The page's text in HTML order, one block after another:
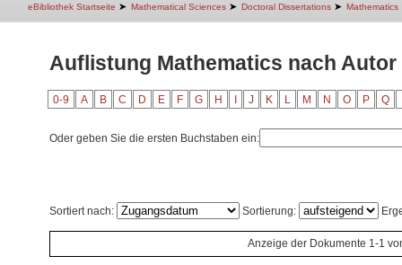
eBibliothek Startseite ➤ Mathematical Sciences ➤ Doctoral Dissertations ➤ Mathematics
Auflistung Mathematics nach
0-9 A B C D E F G H J K L M N O P Q
Oder geben Sie die ersten Buchstaben ein:
Sortiert nach: Sortierung:
Anzeige der Dokumente 1-1